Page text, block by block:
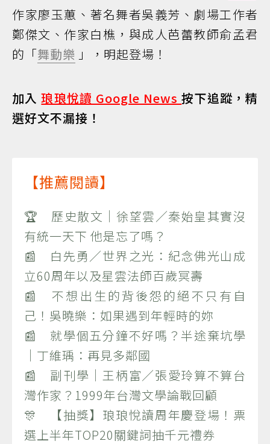
作家廖玉蕙、著名舞者吳義芳、劇場工作者
鄭傑文、作家白樵，與成人芭蕾教師俞孟君
的「舞動樂 」，明起登場！
加入琅琅悅讀 Google News按下追蹤，精
選好文不漏接！
【推薦閱讀】
🏆 歷史散文｜徐望雲／秦始皇其實沒
有統一天下 他是忘了嗎？
📰 白先勇／世界之光：紀念佛光山成
立60周年以及星雲法師百歲冥壽
📰 不想出生的背後怨的絕不只有自
己！吳曉樂：如果遇到年輕時的妳
📰 就學個五分鐘不好嗎？半途棄坑學
｜丁維瑀：再見多鄰國
📰 副刊學｜王柄富／張愛玲算不算台
灣作家？1999年台灣文學論戰回顧
🎊 【抽獎】琅琅悅讀周年慶登場！票
選上半年TOP20關鍵詞抽千元禮券